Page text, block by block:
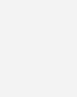
Mitte heraus
freies